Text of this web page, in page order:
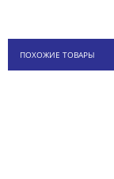
ПОХОЖИЕ ТОВАРЫ